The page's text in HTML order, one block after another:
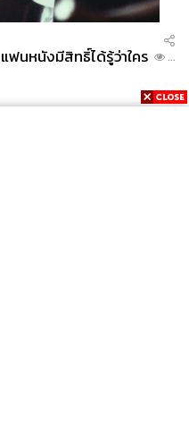
ฟนหนังมีสิทธิ์ได้รู้ว่าใคร
...